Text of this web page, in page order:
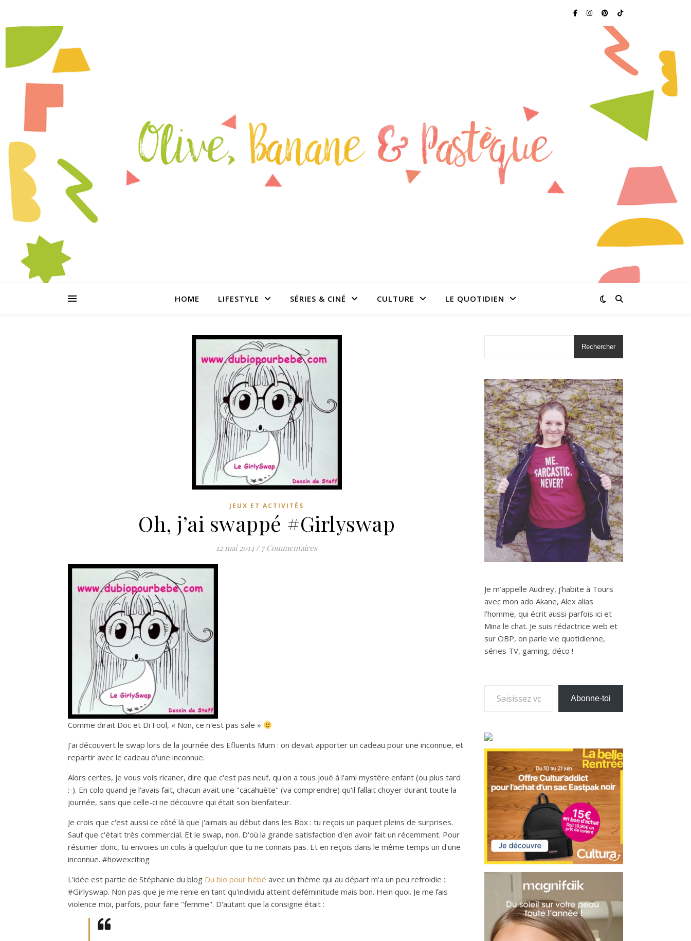
HOME LIFESTYLE SÉRIES & CINÉ CULTURE LE QUOTIDIEN
JEUX ET ACTIVITÉS
Oh, j’ai swappé #Girlyswap
12 mai 2014 / 7 Commentaires
Comme dirait Doc et Di Fool, « Non, ce n'est pas sale »
J'ai découvert le swap lors de la journée des Efluents Mum : on devait apporter un cadeau pour une inconnue, et
repartir avec le cadeau d'une inconnue.
Alors certes, je vous vois ricaner, dire que c'est pas neuf, qu'on a tous joué à l'ami mystère enfant (ou plus tard
:-). En colo quand je l'avais fait, chacun avait une "cacahuète" (va comprendre) qu'il fallait choyer durant toute la
journée, sans que celle-ci ne découvre qui était son bienfaiteur.
Je crois que c'est aussi ce côté là que j'aimais au début dans les Box : tu reçois un paquet pleins de surprises.
Sauf que c'était très commercial. Et le swap, non. D'où la grande satisfaction d'en avoir fait un récemment. Pour
résumer donc, tu envoies un colis à quelqu'un que tu ne connais pas. Et en reçois dans le même temps un d'une
inconnue. #howexciting
L'idée est partie de Stéphanie du blog Du bio pour bébé avec un thème qui au départ m'a un peu refroidie :
#Girlyswap. Non pas que je me renie en tant qu'individu atteint deféminitude mais bon. Hein quoi. Je me fais
violence moi, parfois, pour faire "femme". D'autant que la consigne était :
Rechercher
Je m’appelle Audrey, j’habite à Tours
avec mon ado Akane, Alex alias
l’homme, qui écrit aussi parfois ici et
Mina le chat. Je suis rédactrice web et
sur OBP, on parle vie quotidienne,
séries TV, gaming, déco !
Saisissez votre adresse e-mail…
Abonne-toi